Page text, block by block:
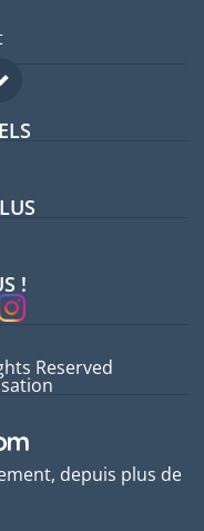
!
depuis plus de
Reserved